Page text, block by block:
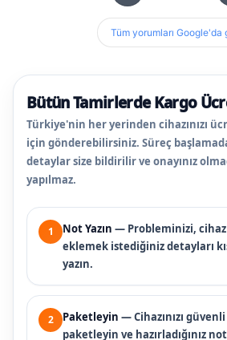
Tüm yorumları Google'da
Bütün Tamirlerde Kargo
Türkiye'nin her yerinden cihazınızı
için gönderebilirsiniz. Süreç
detaylar size bildirilir ve onayınız
yapılmaz.
1 Not Yazın — Probleminizi,
eklemek istediğiniz detayları
yazın.
2 Paketleyin — Cihazınızı
paketleyin ve hazırladığınız